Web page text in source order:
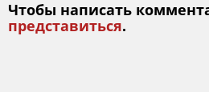
Чтобы написать
представиться.